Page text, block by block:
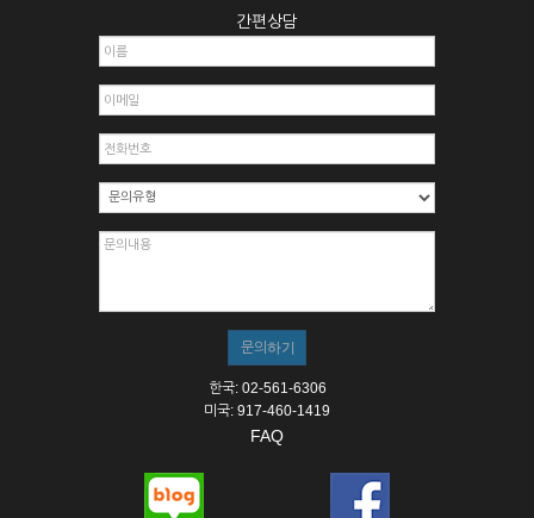
간편상담
한국: 02-561-6306
미국: 917-460-1419
FAQ